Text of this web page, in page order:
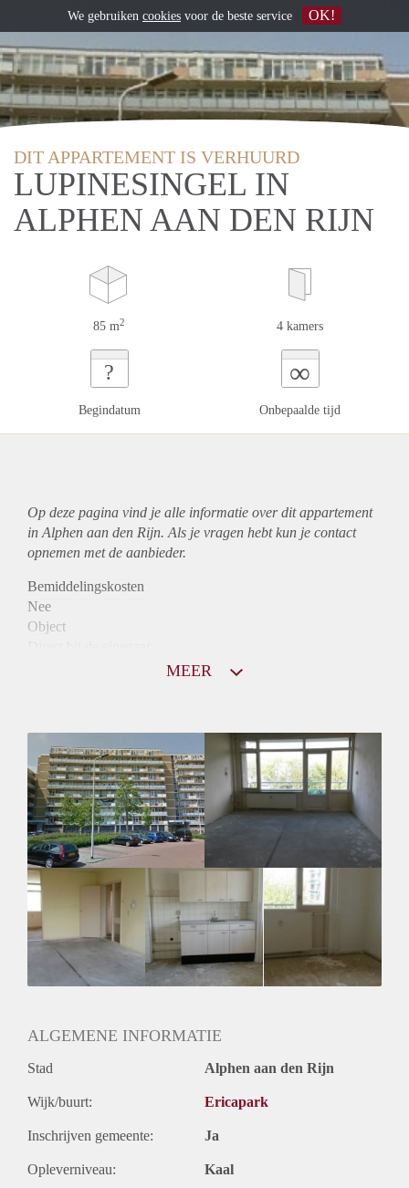
DIT APPARTEMENT IS VERHUURD
LUPINESINGEL IN
ALPHEN AAN DEN RIJN
85 m2 4 kamers
?
Begindatum
∞
Onbepaalde tijd
Op deze pagina vind je alle informatie over ditappartement
in Alphen aan den Rijn. Als je vragen hebt kun je contact
opnemen met de aanbieder.
Bemiddelingskosten
Nee
Object
Huurtoeslag
Mogelijk
Inkomen eis
N.V.T.
Huurtermijn
Onbepaalde termijn
Oplevering
Kaal
MEER
ALGEMENE INFORMATIE
Stad Alphen aan den Rijn
Wijk/buurt: Ericapark
Inschrijven gemeente: Ja
Opleverniveau: Kaal
We gebruiken cookies voor de beste service OK!